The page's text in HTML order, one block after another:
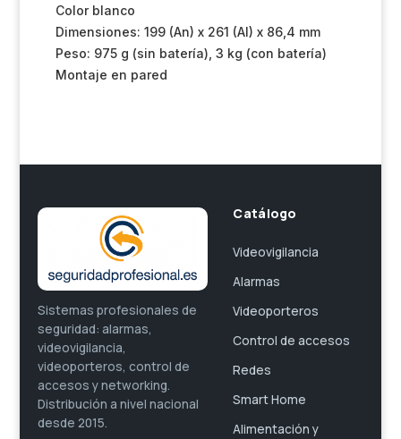
Color blanco
Dimensiones: 199 (An) x 261 (Al) x 86,4 mm
Peso: 975 g (sin batería), 3 kg (con batería)
Montaje en pared
Sistemas profesionales de
seguridad: alarmas,
videovigilancia,
videoporteros, control de
accesos y networking.
Distribución a nivel nacional
desde 2015.
Catálogo
Videovigilancia
Alarmas
Videoporteros
Control de accesos
Redes
Smart Home
Alimentación y